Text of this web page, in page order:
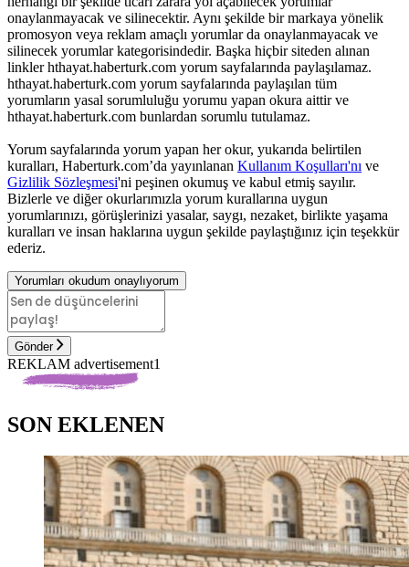
onaylanmayacak ve silinecektir. Aynı şekilde bir markaya yönelik
promosyon veya reklam amaçlı yorumlar da onaylanmayacak ve
silinecek yorumlar kategorisindedir. Başka hiçbir siteden alınan
linkler hthayat.haberturk.com yorum sayfalarında paylaşılamaz.
hthayat.haberturk.com yorum sayfalarında paylaşılan tüm
yorumların yasal sorumluluğu yorumu yapan okura aittir ve
hthayat.haberturk.com bunlardan sorumlu tutulamaz.
Yorum sayfalarında yorum yapan her okur, yukarıda belirtilen
kuralları, Haberturk.com’da yayınlanan Kullanım Koşulları'nı ve
Gizlilik Sözleşmesi'ni peşinen okumuş ve kabul etmiş sayılır.
Bizlerle ve diğer okurlarımızla yorum kurallarına uygun
yorumlarınızı, görüşlerinizi yasalar, saygı, nezaket, birlikte yaşama
kuralları ve insan haklarına uygun şekilde paylaştığınız için teşekkür
ederiz.
Yorumları okudum onaylıyorum
Gönder
REKLAM advertisement1
SON EKLENEN